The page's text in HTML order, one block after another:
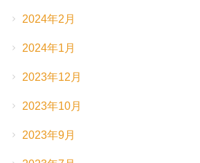
2024年2月
2024年1月
2023年12月
2023年10月
2023年9月